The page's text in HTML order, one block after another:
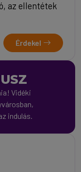
az ellentétek
Érdekel
Vidéki
indulás.